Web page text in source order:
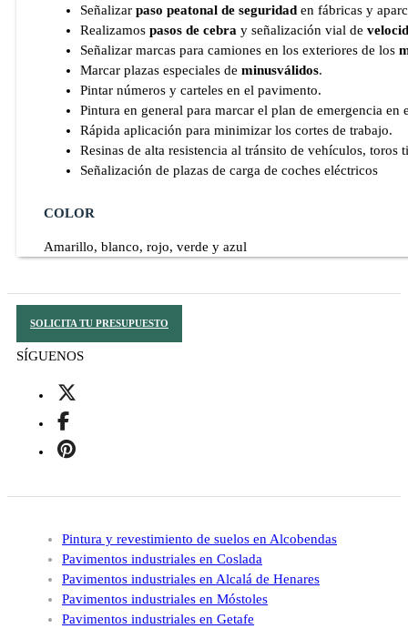
Señalizar paso peatonal de seguridad en fábricas y
Realizamos pasos de cebra y señalización vial de
Señalizar marcas para camiones en los exteriores de los
Marcar plazas especiales de minusválidos.
Pintar números y carteles en el pavimento.
Pintura en general para marcar el plan de emergencia en
Rápida aplicación para minimizar los cortes de trabajo.
Resinas de alta resistencia al tránsito de vehículos,
Señalización de plazas de carga de coches eléctricos
COLOR
Amarillo, blanco, rojo, verde y azul
SOLICITA TU PRESUPUESTO
SÍGUENOS
Pintura y revestimiento de suelos en Alcobendas
Pavimentos industriales en Coslada
Pavimentos industriales en Alcalá de Henares
Pavimentos industriales en Móstoles
Pavimentos industriales en Getafe